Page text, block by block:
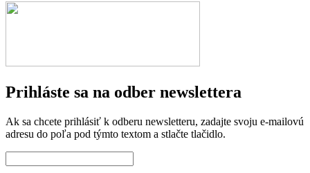
Prihláste sa na odber newslettera
Ak sa chcete prihlásiť k odberu newsletteru, zadajte svoju e-mailovú
adresu do poľa pod týmto textom a stlačte tlačidlo.